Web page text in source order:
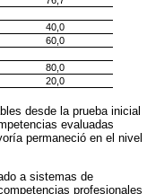
40,0
60,0
80,0
20,0
desde la prueba inicial
evaluadas
permaneció en el nivel
a sistemas de
profesionales